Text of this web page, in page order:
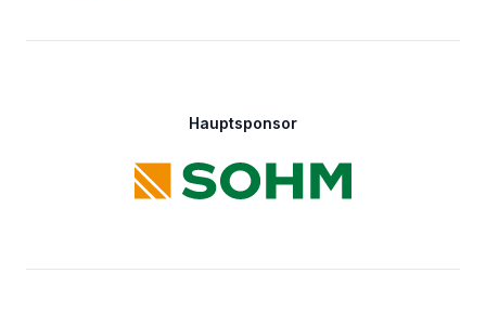
Hauptsponsor